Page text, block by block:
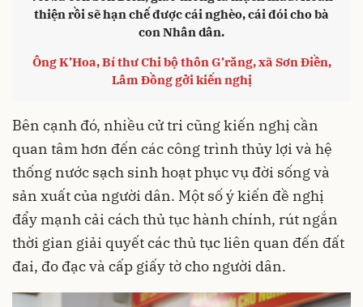
thiện rồi sẽ hạn chế được cái nghèo, cái đói cho bà
con Nhân dân.
Ông K’Hoa, Bí thư Chi bộ thôn G’răng, xã Sơn Điền,
Lâm Đồng gởi kiến nghị
Bên cạnh đó, nhiều cử tri cũng kiến nghị cần
quan tâm hơn đến các công trình thủy lợi và hệ
thống nước sạch sinh hoạt phục vụ đời sống và
sản xuất của người dân. Một số ý kiến đề nghị
đẩy mạnh cải cách thủ tục hành chính, rút ngắn
thời gian giải quyết các thủ tục liên quan đến đất
đai, đo đạc và cấp giấy tờ cho người dân.